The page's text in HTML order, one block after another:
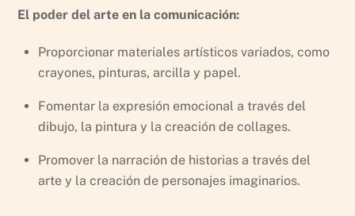
El poder del arte en la comunicación:
Proporcionar materiales artísticos variados, como
crayones, pinturas, arcilla y papel.
Fomentar la expresión emocional a través del
dibujo, la pintura y la creación de collages.
Promover la narración de historias a través del
arte y la creación de personajes imaginarios.